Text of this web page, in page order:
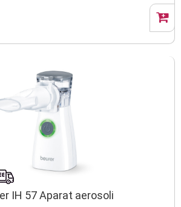
IH 57 Aparat aerosoli